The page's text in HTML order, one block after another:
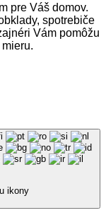
pre Váš domov.
spotrebiče
Vám pomôžu